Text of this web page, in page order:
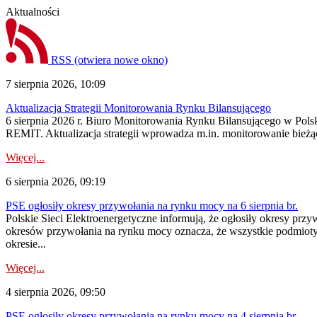
Aktualności
RSS (otwiera nowe okno)
7 sierpnia 2026, 10:09
Aktualizacja Strategii Monitorowania Rynku Bilansującego
6 sierpnia 2026 r. Biuro Monitorowania Rynku Bilansującego w
REMIT. Aktualizacja strategii wprowadza m.in. monitorowanie
Więcej...
6 sierpnia 2026, 09:19
PSE ogłosiły okresy przywołania na rynku mocy na 6 sierpnia br.
Polskie Sieci Elektroenergetyczne informują, że ogłosiły okresy
okresów przywołania na rynku mocy oznacza, że wszystkie
okresie...
Więcej...
4 sierpnia 2026, 09:50